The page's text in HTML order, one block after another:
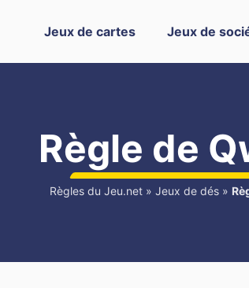
Jeux de cartes Jeux de
Règle de
Règles du Jeu.net» Jeux de dés»